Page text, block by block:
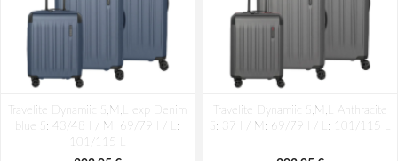
Travelite Dynamiic S,M,L exp Denim
blue S: 43/48 l / M: 69/79 l / L:
101/115 L
Travelite Dynamiic S,M,L Anthracite
S: 37 l / M: 69/79 l / L: 101/115 L